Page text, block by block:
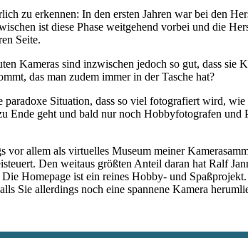
zu erkennen: In den ersten Jahren war bei den
ist diese Phase weitgehend vorbei und die
Seite.
Kameras sind inzwischen jedoch so gut, dass
das man zudem immer in der Tasche hat?
paradoxe Situation, dass so viel fotografiert wird,
Ende geht und bald nur noch Hobbyfotografen
vor allem als virtuelles Museum meiner
Den weitaus größten Anteil daran hat Ralf
Homepage ist ein reines Hobby- und
Sie allerdings noch eine spannene Kamera